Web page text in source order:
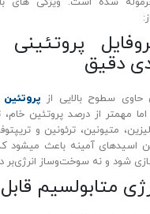
دقیق
حاوی سطوح بالایی از پروتئین
مهمتر از درصد پروتئین خام،
متیونین، ترئونین و
اسیدهای آمینه باعث میشود
شود و نه سوخت‌وساز انرژی‌بر